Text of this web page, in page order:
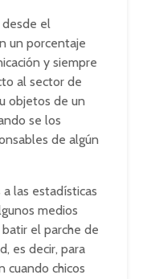
desde el
un porcentaje
y siempre
al sector de
objetos de un
se los
de algún
a las estadísticas
medios
el parche de
es decir, para
cuando chicos